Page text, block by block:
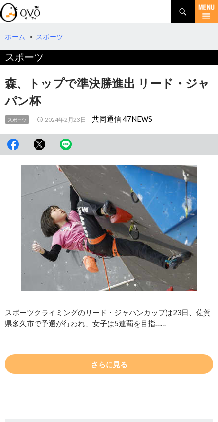
検
索
コ
テ
へ
移
動
ホーム > スポーツ
スポーツ
森、トップで準決勝進出 リード・ジャ
パン杯
スポーツ 2024年2月23日 共同通信 47NEWS
スポーツクライミングのリード・ジャパンカップは23日、佐賀
県多久市で予選が行われ、女子は5連覇を目指……
さらに見る